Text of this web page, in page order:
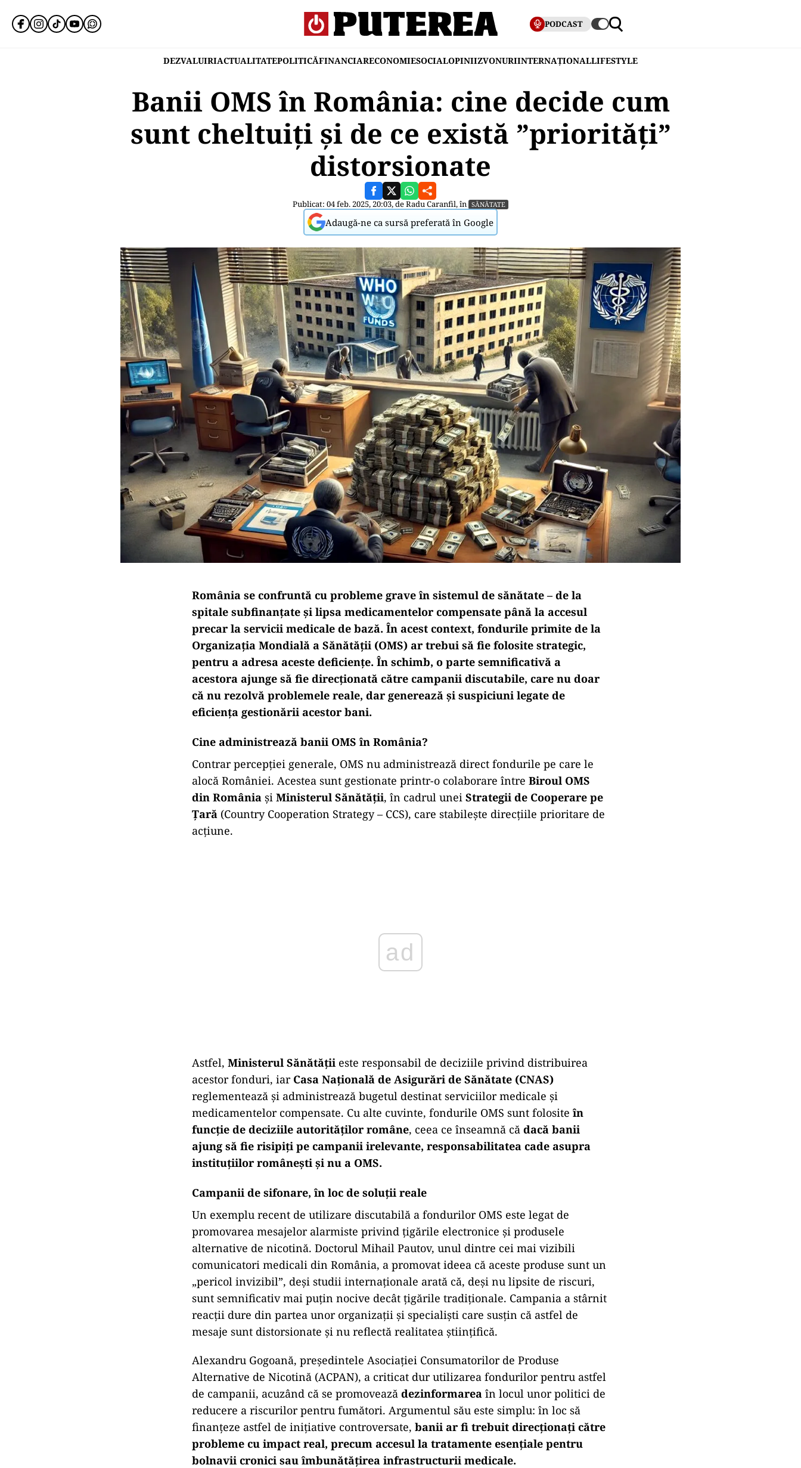
PODCAST
DEZVALUIRIACTUALITATEPOLITICĂFINANCIARECONOMIESOCIALOPINIIZVONURIINTERNAȚIONALLIFESTYLE
Banii OMS în România: cine decide cum
sunt cheltuiți și de ce există ”priorități”
distorsionate
Publicat: 04 feb. 2025, 20:03, deRadu Caranfil, în SĂNĂTATE
Adaugă-ne ca sursă preferată în Google
România se confruntă cu probleme grave în sistemul de sănătate – de la
spitale subfinanțate și lipsa medicamentelor compensate până la accesul
precar la servicii medicale de bază. În acest context, fondurile primite de la
Organizația Mondială a Sănătății (OMS) ar trebui să fie folosite strategic,
pentru a adresa aceste deficiențe. În schimb, o parte semnificativă a
acestora ajunge să fie direcționată către campanii discutabile, care nu doar
că nu rezolvă problemele reale, dar generează și suspiciuni legate de
eficiența gestionării acestor bani.
Cine administrează banii OMS în România?
Contrar percepției generale, OMS nu administrează direct fondurile pe care le
alocă României. Acestea sunt gestionate printr-o colaborare între Biroul OMS
din România și Ministerul Sănătății, în cadrul unei Strategii de Cooperare pe
Țară (Country Cooperation Strategy – CCS), care stabilește direcțiile prioritare de
acțiune.
Astfel, Ministerul Sănătății este responsabil de deciziile privind distribuirea
acestor fonduri, iar Casa Națională de Asigurări de Sănătate (CNAS)
reglementează și administrează bugetul destinat serviciilor medicale și
medicamentelor compensate. Cu alte cuvinte, fondurile OMS sunt folosite în
funcție de deciziile autorităților române, ceea ce înseamnă că dacă banii
ajung să fie risipiți pe campanii irelevante, responsabilitatea cade asupra
instituțiilor românești și nu a OMS.
Campanii de sifonare, în loc de soluții reale
Un exemplu recent de utilizare discutabilă a fondurilor OMS este legat de
promovarea mesajelor alarmiste privind țigările electronice și produsele
alternative de nicotină. Doctorul Mihail Pautov, unul dintre cei mai vizibili
comunicatori medicali din România, a promovat ideea că aceste produse sunt un
„pericol invizibil”, deși studii internaționale arată că, deși nu lipsite de riscuri,
sunt semnificativ mai puțin nocive decât țigările tradiționale. Campania a stârnit
reacții dure din partea unor organizații și specialiști care susțin că astfel de
mesaje sunt distorsionate și nu reflectă realitatea științifică.
Alexandru Gogoană, președintele Asociației Consumatorilor de Produse
Alternative de Nicotină (ACPAN), a criticat dur utilizarea fondurilor pentru astfel
de campanii, acuzând că se promovează dezinformarea în locul unor politici de
reducere a riscurilor pentru fumători. Argumentul său este simplu: în loc să
finanțeze astfel de inițiative controversate, banii ar fi trebuit direcționați către
probleme cu impact real, precum accesul la tratamente esențiale pentru
bolnavii cronici sau îmbunătățirea infrastructurii medicale.